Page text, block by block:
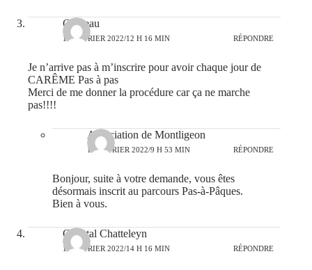
Couteau
14 FÉVRIER 2022/12 H 16 MIN RÉPONDRE
Je n’arrive pas à m’inscrire pour avoir chaque jour de
CARÊME Pas à pas
Merci de me donner la procédure car ça ne marche
pas!!!!
Association de Montligeon
16 FÉVRIER 2022/9 H 53 MIN RÉPONDRE
Bonjour, suite à votre demande, vous êtes
désormais inscrit au parcours Pas-à-Pâques.
Bien à vous.
Chantal Chatteleyn
14 FÉVRIER 2022/14 H 16 MIN RÉPONDRE